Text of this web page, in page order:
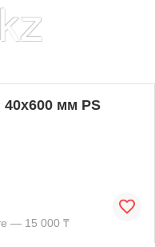
40х600 мм PS
— 15 000 ₸